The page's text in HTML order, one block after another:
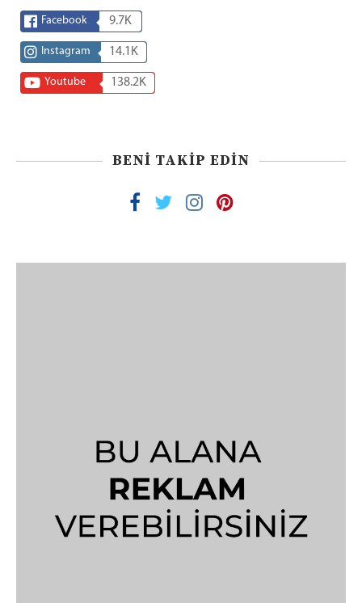
Facebook 9.7K
Instagram 14.1K
Youtube 138.2K
BENI TAKIP EDIN